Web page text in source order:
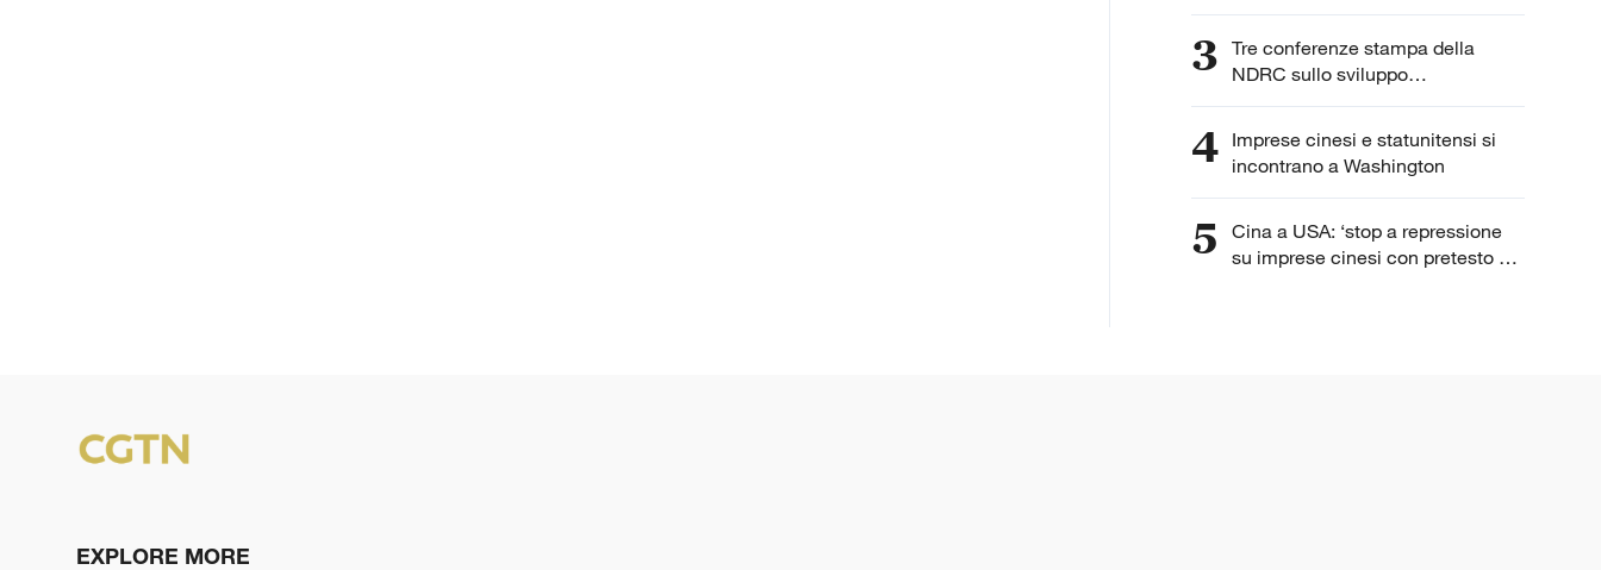
3 Tre conferenze stampa della
NDRC sullo sviluppo
dell'intelligenza artificiale
4 Imprese cinesi e statunitensi si
incontrano a Washington
5
Cina a USA: ‘stop a repressione
su imprese cinesi con pretesto di
EXPLORE MORE